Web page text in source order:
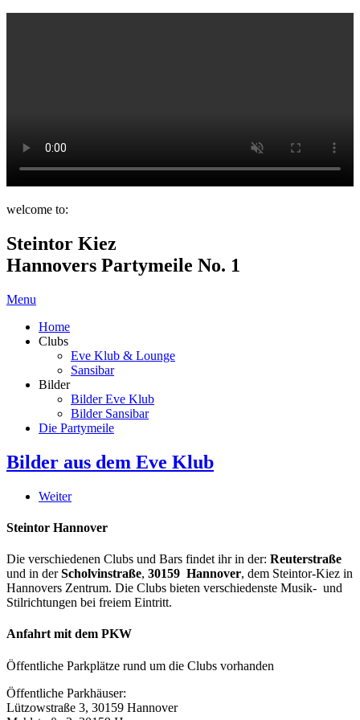
welcome to:
Steintor Kiez
Hannovers Partymeile No. 1
Menu
Home
Clubs
Eve Klub & Lounge
Sansibar
Bilder
Bilder Eve Klub
Bilder Sansibar
Die Partymeile
Bilder aus dem Eve Klub
Weiter
Steintor Hannover
Die verschiedenen Clubs und Bars findet ihr in der: Reuterstraße
und in derScholvinstraße, 30159 Hannover, dem Steintor-Kiez in
Hannovers Zentrum. Die Clubs bieten verschiedenste Musik- und
Stilrichtungen bei freiem Eintritt.
Anfahrt mit dem PKW
Öffentliche Parkplätze rund um die Clubs vorhanden
Öffentliche Parkhäuser:
Lützowstraße 3, 30159 Hannover